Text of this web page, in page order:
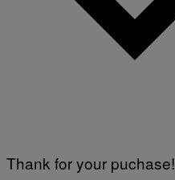
Thank for your puchase!